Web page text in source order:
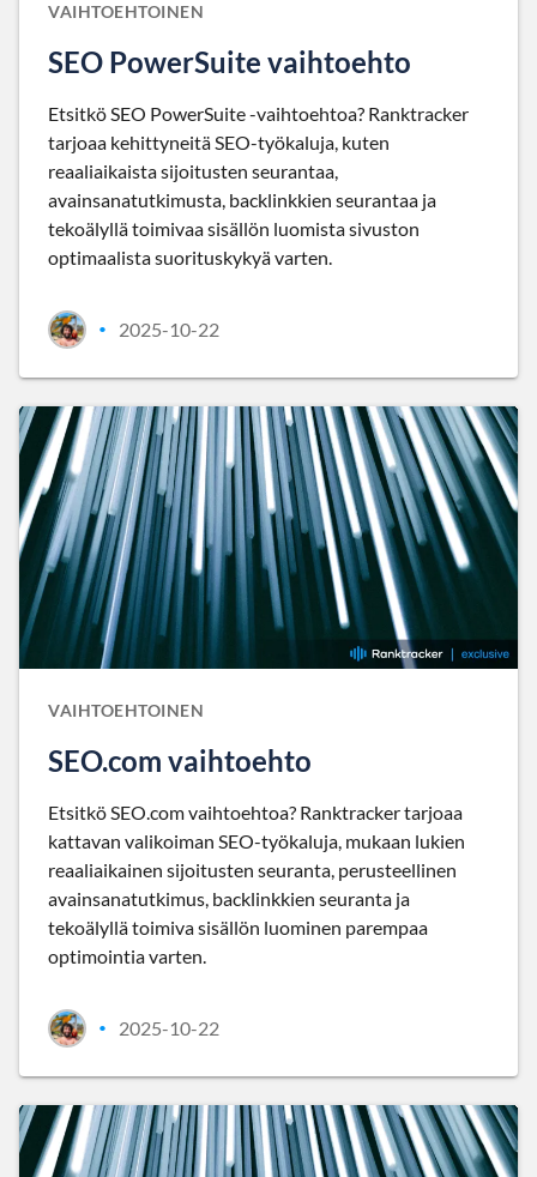
VAIHTOEHTOINEN
SEO PowerSuite vaihtoehto
Etsitkö SEO PowerSuite -vaihtoehtoa? Ranktracker
tarjoaa kehittyneitä SEO-työkaluja, kuten
reaaliaikaista sijoitusten seurantaa,
avainsanatutkimusta, backlinkkien seurantaa ja
tekoälyllä toimivaa sisällön luomista sivuston
optimaalista suorituskykyä varten.
• 2025-10-22
VAIHTOEHTOINEN
SEO.com vaihtoehto
Etsitkö SEO.com vaihtoehtoa? Ranktracker tarjoaa
kattavan valikoiman SEO-työkaluja, mukaan lukien
reaaliaikainen sijoitusten seuranta, perusteellinen
avainsanatutkimus, backlinkkien seuranta ja
tekoälyllä toimiva sisällön luominen parempaa
optimointia varten.
• 2025-10-22